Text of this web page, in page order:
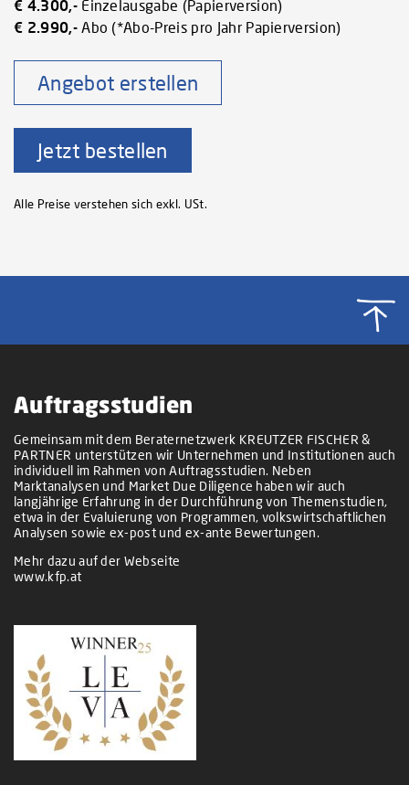
€ 4.300,-Einzelausgabe (Papierversion)
€ 2.990,-Abo (*Abo-Preis pro Jahr Papierversion)
Angebot erstellen
Jetzt bestellen
Alle Preise verstehen sich exkl. USt.
Auftragsstudien
Gemeinsam mit dem Beraternetzwerk KREUTZER FISCHER &
PARTNER unterstützen wir Unternehmen und Institutionen auch
individuell im Rahmen von Auftragsstudien. Neben
Marktanalysen und Market Due Diligence haben wir auch
langjährige Erfahrung in der Durchführung von Themenstudien,
etwa in der Evaluierung von Programmen, volkswirtschaftlichen
Analysen sowie ex-post und ex-ante Bewertungen.
Mehr dazu auf der Webseite
www.kfp.at